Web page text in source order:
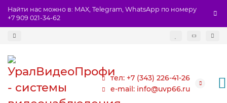
Найти нас можно в: MAX, Telegram, WhatsApp по номеру
+7 909 021-34-62
тел: +7 (343) 226-41-26
e-mail: info@uvp66.ru